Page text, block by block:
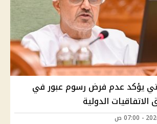
يؤكد عدم فرض رسوم عبور في
الدولية